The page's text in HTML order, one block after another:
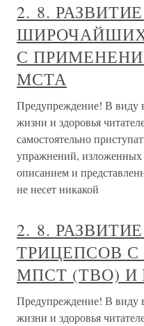
2. 8.
С
МСТА
Предупреждение! В виду
жизни и здоровья
самостоятельно
упражнений, изложенных
описанием и
не несет никакой
2. 8.
ТРИЦЕПСОВ
МПСТ (ТВО) И
Предупреждение! В виду
жизни и здоровья